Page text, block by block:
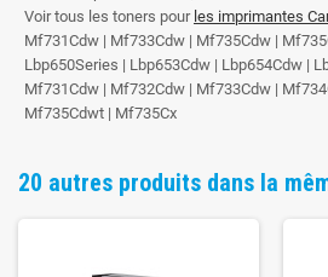
Voir tous les toners pour les imprimantes
Mf731Cdw | Mf733Cdw | Mf735Cdw |
Lbp650Series | Lbp653Cdw | Lbp654Cdw |
Mf731Cdw | Mf732Cdw | Mf733Cdw |
Mf735Cdwt | Mf735Cx
20 autres produits dans la